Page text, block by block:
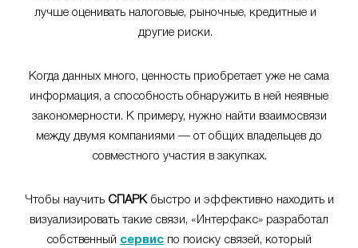
лучше оценивать налоговые, рыночные, кредитные и
другие риски.
Когда данных много, ценность приобретает уже не сама
информация, а способность обнаружить в ней неявные
закономерности. К примеру, нужно найти взаимосвязи
между двумя компаниями — от общих владельцев до
совместного участия в закупках.
Чтобы научить СПАРКбыстро и эффективно находить и
визуализировать такие связи, «Интерфакс» разработал
собственный сервис по поиску связей, который